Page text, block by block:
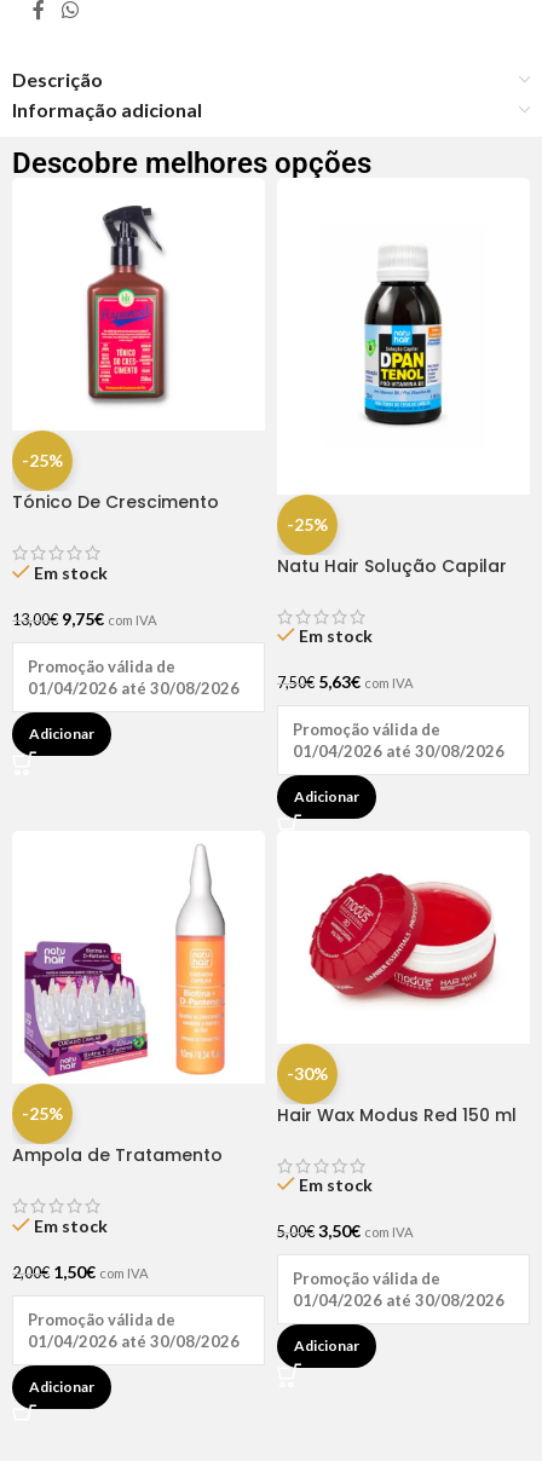
Descrição
Informação adicional
Descobre melhores opções
-25%
Tónico De Crescimento
Em stock
13,00€ 9,75€ com IVA
Promoção válida de
01/04/2026 até 30/08/2026
Adicionar
-25%
Natu Hair Solução Capilar
Em stock
7,50€ 5,63€ com IVA
Promoção válida de
01/04/2026 até 30/08/2026
Adicionar
-25%
Ampola de Tratamento
Hair (1 UNIDADE)
Em stock
2,00€ 1,50€ com IVA
Promoção válida de
01/04/2026 até 30/08/2026
Adicionar
-30%
Hair Wax Modus Red 150 ml
Em stock
5,00€ 3,50€ com IVA
Promoção válida de
01/04/2026 até 30/08/2026
Adicionar